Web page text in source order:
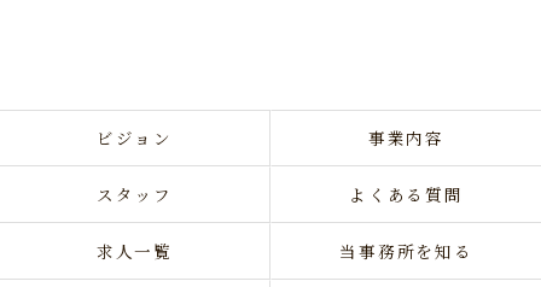
ビジョン 事業内容
スタッフ よくある質問
求人一覧 当事務所を知る